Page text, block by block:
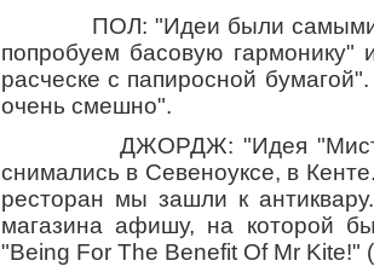
ПОЛ: "Идеи были самыми
попробуем басовую
расческе с папиросной
очень смешно".
ДЖОРДЖ: "Идея "Мистера
снимались в Севеноуксе, в
ресторан мы зашли к
магазина афишу, на которой
"Being For The Benefit Of Mr